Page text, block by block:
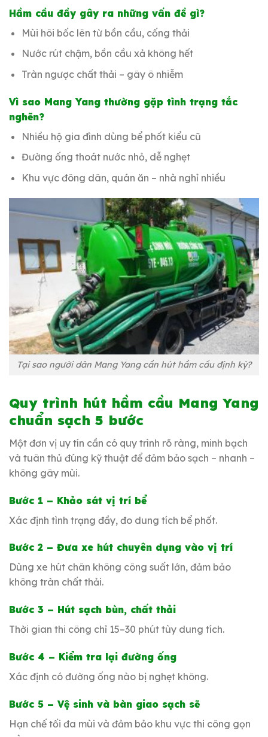
Hầm cầu đầy gây ra những vấn đề gì?
Mùi hôi bốc lên từ bồn cầu, cống thải
Nước rút chậm, bồn cầu xả không hết
Tràn ngược chất thải – gây ô nhiễm
Vì sao Mang Yang thường gặp tình trạng tắc
nghẽn?
Nhiều hộ gia đình dùng bể phốt kiểu cũ
Đường ống thoát nước nhỏ, dễ nghẹt
Khu vực đông dân, quán ăn – nhà nghỉ nhiều
Tại sao người dân Mang Yang cần hút hầm cầu định kỳ?
Quy trình hút hầm cầu Mang Yang
chuẩn sạch 5 bước
Một đơn vị uy tín cần có quy trình rõ ràng, minh bạch
và tuân thủ đúng kỹ thuật để đảm bảo sạch – nhanh –
không gây mùi.
Bước 1 – Khảo sát vị trí bể
Xác định tình trạng đầy, đo dung tích bể phốt.
Bước 2 – Đưa xe hút chuyên dụng vào vị trí
Dùng xe hút chân không công suất lớn, đảm bảo
không tràn chất thải.
Bước 3 – Hút sạch bùn, chất thải
Thời gian thi công chỉ 15–30 phút tùy dung tích.
Bước 4 – Kiểm tra lại đường ống
Xác định có đường ống nào bị nghẹt không.
Bước 5 – Vệ sinh và bàn giao sạch sẽ
Hạn chế tối đa mùi và đảm bảo khu vực thi công gọn